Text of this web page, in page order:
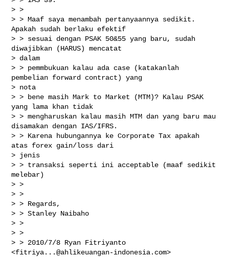
> >
> > Maaf saya menambah pertanyaannya sedikit.
Apakah sudah berlaku efektif
> > sesuai dengan PSAK 50&55 yang baru, sudah
diwajibkan (HARUS) mencatat
> dalam
> > pemmbukuan kalau ada case (katakanlah
pembelian forward contract) yang
> nota
> > bene masih Mark to Market (MTM)? Kalau PSAK
yang lama khan tidak
> > mengharuskan kalau masih MTM dan yang baru mau
disamakan dengan IAS/IFRS.
> > Karena hubungannya ke Corporate Tax apakah
atas forex gain/loss dari
> jenis
> > transaksi seperti ini acceptable (maaf sedikit
melebar)
> >
> >
> > Regards,
> > Stanley Naibaho
> >
> >
> > 2010/7/8 Ryan Fitriyanto
<fitriya...@ahlikeuangan-indonesia.com>